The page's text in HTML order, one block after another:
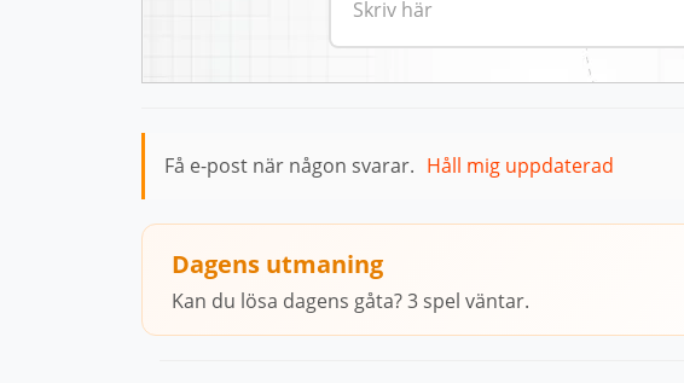
Få e-post när någon svarar. Håll mig uppdaterad
Dagens utmaning
Kan du lösa dagens gåta? 3 spel väntar.